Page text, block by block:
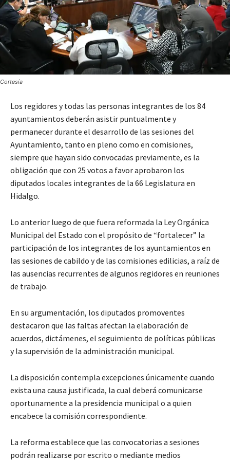
Cortesía
Los regidores y todas las personas integrantes de los 84
ayuntamientos deberán asistir puntualmente y
permanecer durante el desarrollo de las sesiones del
Ayuntamiento, tanto en pleno como en comisiones,
siempre que hayan sido convocadas previamente, es la
obligación que con 25 votos a favor aprobaron los
diputados locales integrantes de la 66 Legislatura en
Hidalgo.
Lo anterior luego de que fuera reformada la Ley Orgánica
Municipal del Estado con el propósito de “fortalecer” la
participación de los integrantes de los ayuntamientos en
las sesiones de cabildo y de las comisiones edilicias, a raíz de
las ausencias recurrentes de algunos regidores en reuniones
de trabajo.
En su argumentación, los diputados promoventes
destacaron que las faltas afectan la elaboración de
acuerdos, dictámenes, el seguimiento de políticas públicas
y la supervisión de la administración municipal.
La disposición contempla excepciones únicamente cuando
exista una causa justificada, la cual deberá comunicarse
oportunamente a la presidencia municipal o a quien
encabece la comisión correspondiente.
La reforma establece que las convocatorias a sesiones
podrán realizarse por escrito o mediante medios